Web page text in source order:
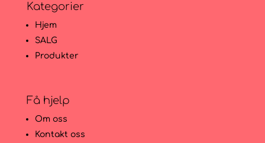
Kategorier
Hjem
SALG
Produkter
Få hjelp
Om oss
Kontakt oss